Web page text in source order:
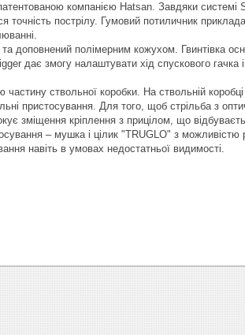
компанією Hatsan. Завдяки системі
точність пострілу. Гумовий потиличник
та доповнений полімерним кожухом.
дає змогу налаштувати хід спускового
ствольної коробки. На ствольній
пристосування. Для того, щоб стрільба з
зміщення кріплення з прицілом, що
– мушка і цілик "TRUGLO" з
навіть в умовах недостатньої видимості.